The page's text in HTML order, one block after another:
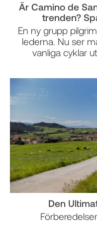
Är Camino de
trenden?
En ny grupp
lederna. Nu ser
vanliga cyklar
Den